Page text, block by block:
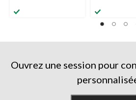
Ouvrez une session pour